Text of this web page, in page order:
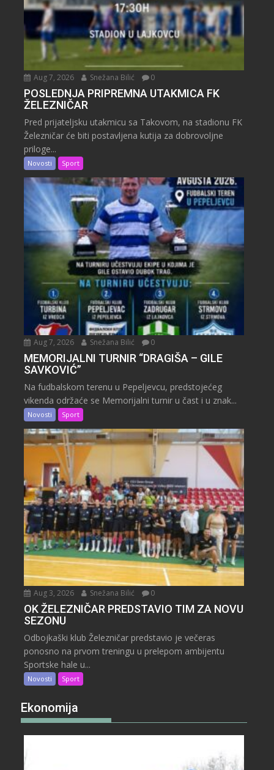
Aug 7, 2026 Snežana Bilić 0
POSLEDNJA PRIPREMNA UTAKMICA FK
ŽELEZNIČAR
Pred prijateljsku utakmicu sa Takovom, na stadionu FK
Železničar će biti postavljena kutija za dobrovoljne
priloge...
Novosti Sport
Aug 7, 2026 Snežana Bilić 0
MEMORIJALNI TURNIR “DRAGIŠA – GILE
SAVKOVIĆ”
Na fudbalskom terenu u Pepeljevcu, predstojećeg
vikenda održaće se Memorijalni turnir u čast i u znak...
Novosti Sport
Aug 3, 2026 Snežana Bilić 0
OK ŽELEZNIČAR PREDSTAVIO TIM ZA NOVU
SEZONU
Odbojkaški klub Železničar predstavio je večeras
ponosno na prvom treningu u prelepom ambijentu
Sportske hale u...
Novosti Sport
Ekonomija